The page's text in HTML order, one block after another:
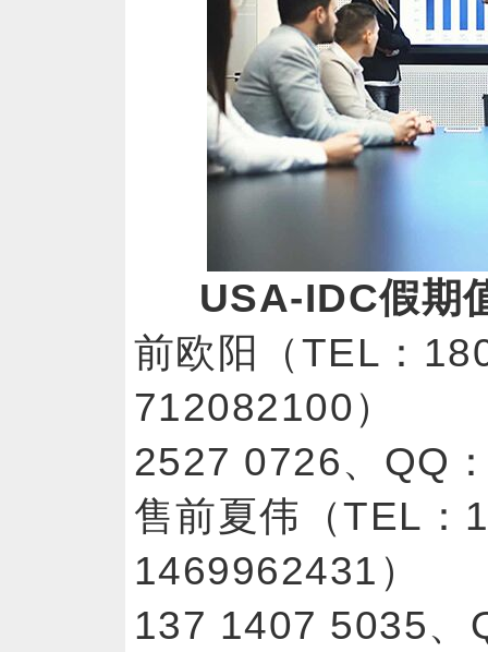
USA-IDC假期
前欧阳（TEL：
712082100）
2527 0726、
售前夏伟（TEL：
1469962431）
137 1407 5035